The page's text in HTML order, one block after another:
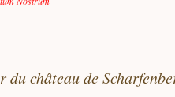
château de